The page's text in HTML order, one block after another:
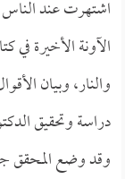
اشتهرت عند الناس
الآونة الأخيرة
والنار، وبيان
دراسة وتحقيق
وقد وضع المحقق